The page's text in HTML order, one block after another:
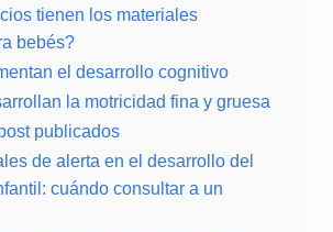
tienen los materiales
bebés?
el desarrollo cognitivo
la motricidad fina y gruesa
publicados
de alerta en el desarrollo del
cuándo consultar a un